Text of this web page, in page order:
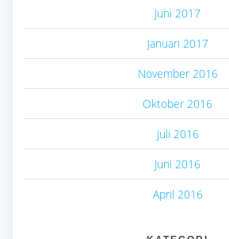
Juni 2017
Januari 2017
November 2016
Oktober 2016
Juli 2016
Juni 2016
April 2016